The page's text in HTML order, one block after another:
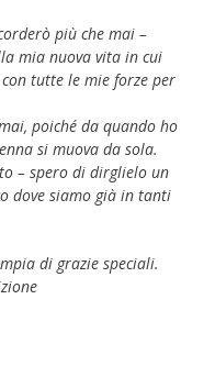
più che mai –
mia nuova vita in cui
tutte le mie forze per
poiché da quando ho
si muova da sola.
– spero di dirglielo un
dove siamo già in tanti
di grazie speciali.